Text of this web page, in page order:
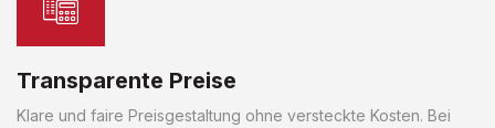
Transparente Preise
Klare und faire Preisgestaltung ohne versteckte Kosten. Bei